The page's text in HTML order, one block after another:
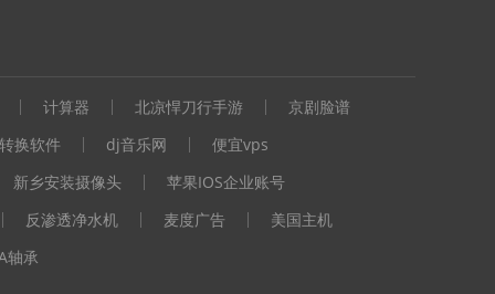
计算器 北凉悍刀行手游
京剧脸谱
换软件
dj音乐网
便宜vps
新乡安装摄像头
苹果IOS企业账号
反渗透净水机
麦度广告
美国主机
轴承